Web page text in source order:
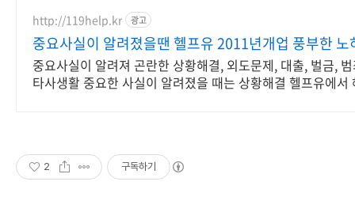
http://119help.kr 광고
중요사실이 알려졌을땐 헬프유 2011년개업 풍부한 노
중요사실이 알려져 곤란한 상황해결, 외도문제, 대출, 벌금,
타사생활 중요한 사실이 알려졌을 때는 상황해결 헬프유에서
2 구독하기